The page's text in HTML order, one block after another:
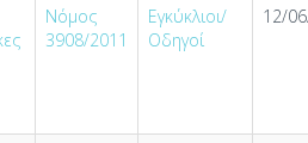
Νόμος
3908/2011
Εγκύκλιοι/
Οδηγοί
12/